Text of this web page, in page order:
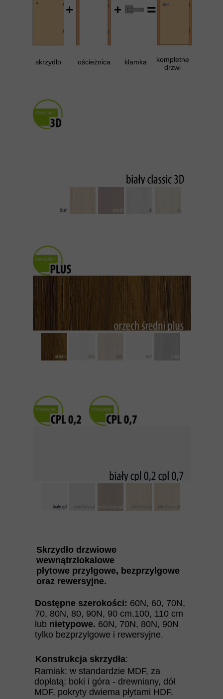
Ramiak: w standardzie MDF, za
dopłatą: boki i góra - drewniany, dół
MDF, pokryty dwiema płytami HDF.
Konstrukcja skrzydła:
kompletne
drzwi
klamka
ościeżnica
skrzydło
=
+
+
Skrzydło drzwiowe
wewnątrzlokalowe
płytowe przylgowe, bezprzylgowe
oraz rewersyjne.
Dostępne szerokości: 60N, 60, 70N,
70, 80N, 80, 90N, 90 cm,100, 110 cm
lub nietypowe. 60N, 70N, 80N, 90N
tylko bezprzylgowe i rewersyjne.